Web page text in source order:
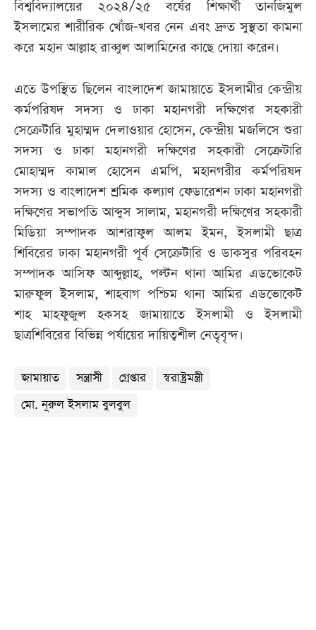
বিশ্ববিদ্যালয়ের ২০২৪/২৫ বর্ষের শিক্ষার্থী তানজিমুল
ইসলামের শারীরিক খোঁজ-খবর নেন এবং দ্রুত সুস্থতা কামনা
করে মহান আল্লাহ রাব্বুল আলামিনের কাছে দোয়া করেন।
এতে উপস্থিত ছিলেন বাংলাদেশ জামায়াতে ইসলামীর কেন্দ্রীয়
কর্মপরিষদ সদস্য ও ঢাকা মহানগরী দক্ষিণের সহকারী
সেক্রেটারি মুহাম্মদ দেলাওয়ার হোসেন, কেন্দ্রীয় মজলিসে শুরা
সদস্য ও ঢাকা মহানগরী দক্ষিণের সহকারী সেক্রেটারি
মোহাম্মদ কামাল হোসেন এমপি, মহানগরীর কর্মপরিষদ
সদস্য ও বাংলাদেশ শ্রমিক কল্যাণ ফেডারেশন ঢাকা মহানগরী
দক্ষিণের সভাপতি আব্দুস সালাম, মহানগরী দক্ষিণের সহকারী
মিডিয়া সম্পাদক আশরাফুল আলম ইমন, ইসলামী ছাত্র
শিবিরের ঢাকা মহানগরী পূর্ব সেক্রেটারি ও ডাকসুর পরিবহন
সম্পাদক আসিফ আব্দুল্লাহ, পল্টন থানা আমির এডভোকেট
মারুফুল ইসলাম, শাহবাগ পশ্চিম থানা আমির এডভোকেট
শাহ মাহফুজুল হকসহ জামায়াতে ইসলামী ও ইসলামী
ছাত্রশিবিরের বিভিন্ন পর্যায়ের দায়িত্বশীল নেতৃবৃন্দ।
জামায়াত সন্ত্রাসী গ্রেপ্তার
স্বরাষ্ট্রমন্ত্রী
মো. নূরুল ইসলাম বুলবুল